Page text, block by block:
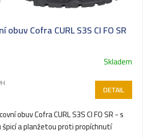
obuv Cofra CURL S3S CI FO SR
Skladem
DETAIL
obuv Cofra CURL S3S CI FO SR - s
špicí a planžetou proti propíchnutí